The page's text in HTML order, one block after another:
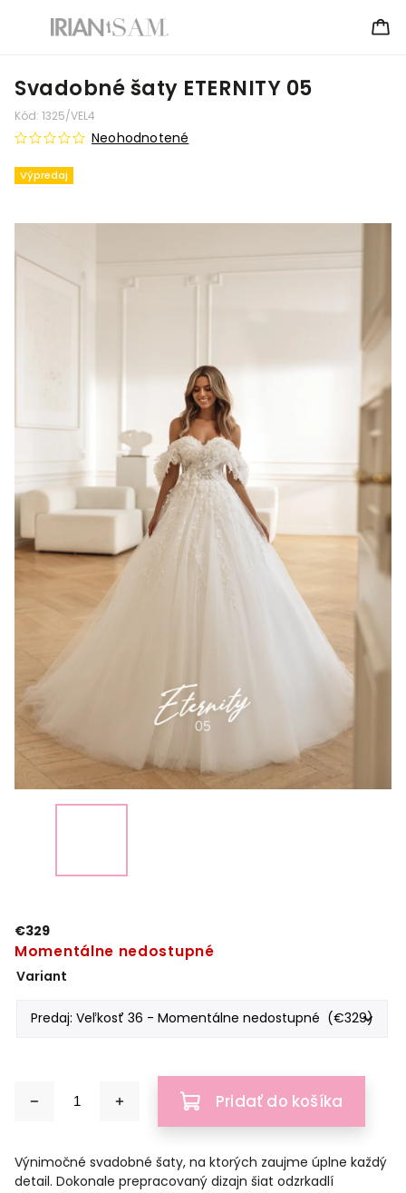
Svadobné šaty ETERNITY 05
Kód: 1325/VEL4
Výpredaj
Neohodnotené
€329
Momentálne nedostupné
Variant
Pridať do košíka
Výnimočné svadobné šaty, na ktorých zaujme úplne každý
detail. Dokonale prepracovaný dizajn šiat odzrkadlí